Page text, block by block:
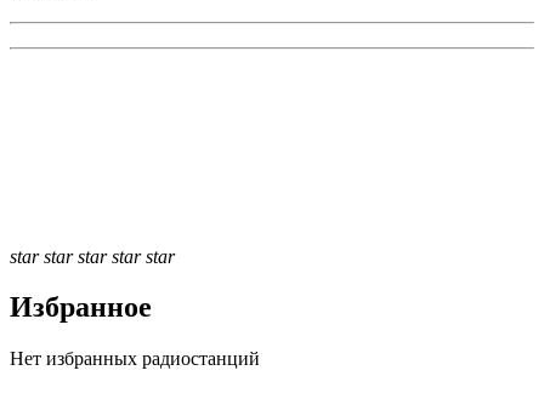
star star star star star
Избранное
Нет избранных радиостанций